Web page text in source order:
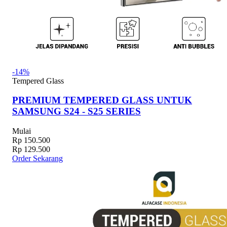
-14%
Tempered Glass
PREMIUM TEMPERED GLASS UNTUK
SAMSUNG S24 - S25 SERIES
Mulai
Rp 150.500
Rp 129.500
Order Sekarang